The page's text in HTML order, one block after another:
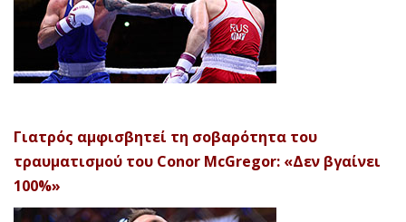
Γιατρός αμφισβητεί τη σοβαρότητα του
τραυματισμού του Conor McGregor: «Δεν βγαίνει
100%»